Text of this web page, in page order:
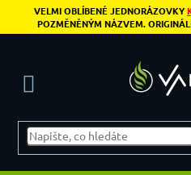
Přejít na obsah
VELMI OBLÍBENÉ JEDNORÁZOVKY
POZMĚNĚNÝM NÁZVEM.